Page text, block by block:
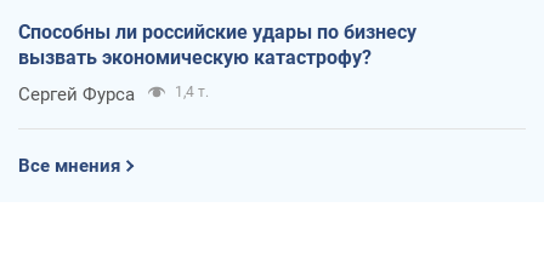
Способны ли российские удары по бизнесу
вызвать экономическую катастрофу?
Сергей Фурса 1,4 т.
Все мнения